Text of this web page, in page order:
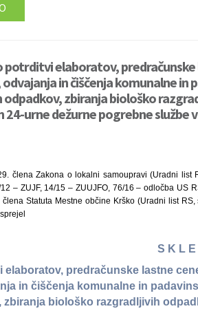
potrditvi elaboratov,
in čiščenja komunalne in
zbiranja biološko
24-urne dežurne pogrebne službe
člena Zakona o lokalni samoupravi (Uradni
– ZUJF, 14/15 – ZUUJFO, 76/16 – odločba US
člena Statuta Mestne občine Krško (Uradni list
S K L E
elaboratov, predračunske lastne
in čiščenja komunalne in
zbiranja biološko razgradljivih